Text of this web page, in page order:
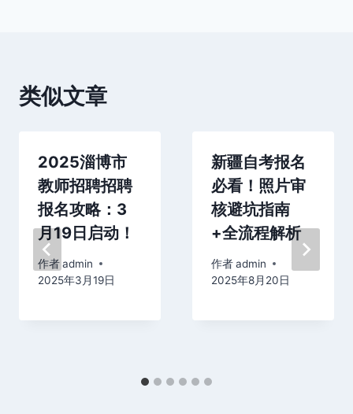
类似文章
2025淄博市
教师招聘招聘
报名攻略：3
月19日启动！
作者admin
2025年3月19日
新疆自考报名
必看！照片审
核避坑指南
+全流程解析
作者admin
2025年8月20日